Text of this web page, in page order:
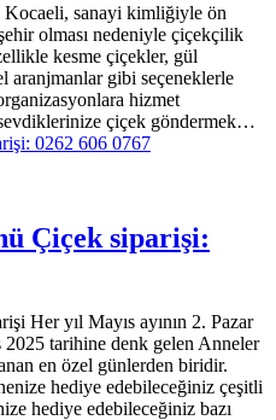
sanayi kimliğiyle ön
olması nedeniyle çiçekçilik
kesme çiçekler, gül
aranjmanlar gibi seçeneklerle
hizmet
çiçek göndermek…
0262 606 0767
Çiçek siparişi:
Her yıl Mayıs ayının 2. Pazar
2025 tarihine denk gelen Anneler
en özel günlerden biridir.
hediye edebileceğiniz çeşitli
hediye edebileceğiniz bazı